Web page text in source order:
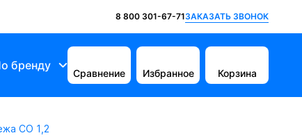
8 800 301-67-71ЗАКАЗАТЬ ЗВОНОК
бренду
Сравнение Избранное Корзина
CO 1,2